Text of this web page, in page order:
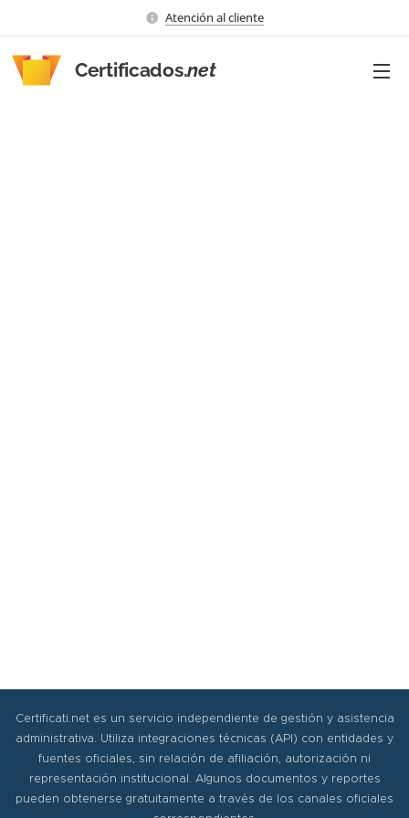
Atención al cliente
Certificados.net
Certificati.net es un servicio independiente de gestión y asistencia
administrativa. Utiliza integraciones técnicas (API) con entidades y
fuentes oficiales, sin relación de afiliación, autorización ni
representación institucional. Algunos documentos y reportes
pueden obtenerse gratuitamente a través de los canales oficiales